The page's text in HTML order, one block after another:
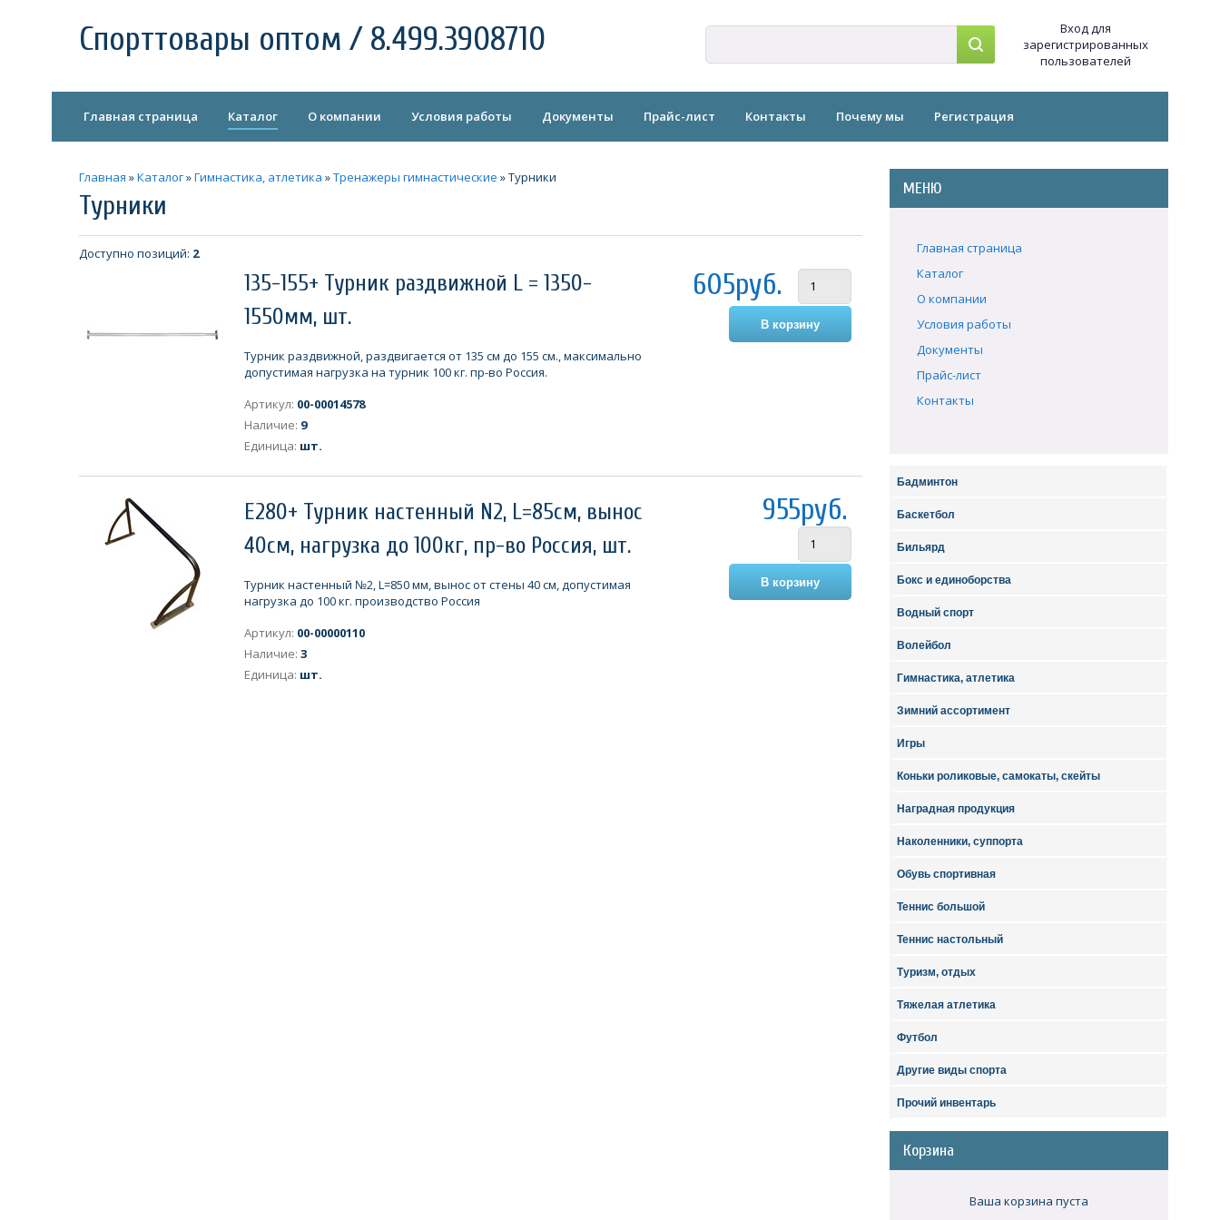
Спорттовары оптом / 8.499.3908710
Вход для
зарегистрированных
пользователей
Главная страница Каталог О компании Условия работы Документы Прайс-лист Контакты Почему мы Регистрация
Главная »Каталог»Гимнастика, атлетика »Тренажеры гимнастические »Турники
Турники
Доступно позиций: 2
135-155+ Турник раздвижной L = 1350-
1550мм, шт.
Турник раздвижной, раздвигается от 135 см до 155 см., максимально
допустимая нагрузка на турник 100 кг. пр-во Россия.
Артикул: 00-00014578
Наличие: 9
Единица: шт.
605руб.
Е280+ Турник настенный N2, L=85см, вынос
40см, нагрузка до 100кг, пр-во Россия, шт.
Турник настенный №2, L=850 мм, вынос от стены 40 см, допустимая
нагрузка до 100 кг. производство Россия
Артикул: 00-00000110
Наличие: 3
Единица: шт.
955руб.
МЕНЮ
Главная страница
Каталог
О компании
Условия работы
Документы
Прайс-лист
Контакты
Бадминтон
Баскетбол
Бильярд
Бокс и единоборства
Водный спорт
Волейбол
Гимнастика, атлетика
Зимний ассортимент
Игры
Коньки роликовые, самокаты, скейты
Наградная продукция
Наколенники, суппорта
Обувь спортивная
Теннис большой
Теннис настольный
Туризм, отдых
Тяжелая атлетика
Футбол
Другие виды спорта
Прочий инвентарь
Корзина
Ваша корзина пуста